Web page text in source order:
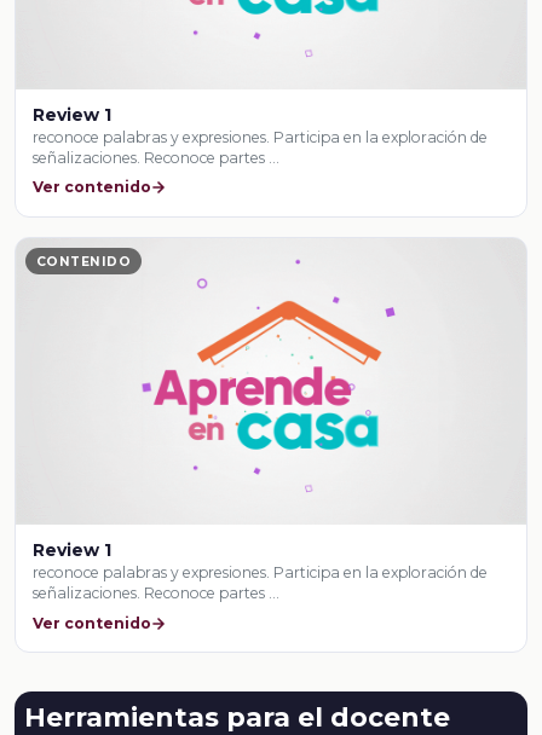
Review 1
reconoce palabras y expresiones. Participa en la exploración de
señalizaciones. Reconoce partes …
Ver contenido
CONTENIDO
Review 1
reconoce palabras y expresiones. Participa en la exploración de
señalizaciones. Reconoce partes …
Ver contenido
Herramientas para el docente